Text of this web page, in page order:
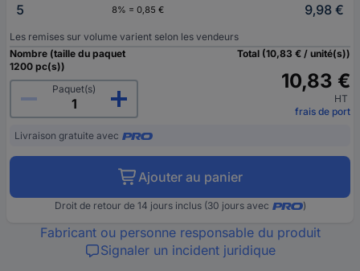
5
8% = 0,85 € 9,98 €
Les remises sur volume varient selon les vendeurs
Nombre (taille du paquet
1200 pc(s))
Paquet(s)
Total (10,83 € / unité(s))
10,83 €
HT
frais de port
Livraison gratuite avec
Ajouter au panier
Droit de retour de 14 jours inclus (30 jours avec )
Fabricant ou personne responsable du produit
Signaler un incident juridique